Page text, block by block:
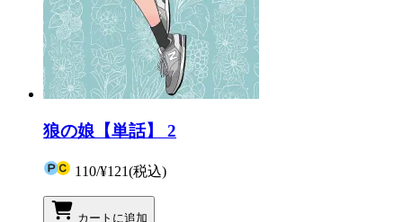
狼の娘【単話】 2
110/¥121(税込)
カートに追加